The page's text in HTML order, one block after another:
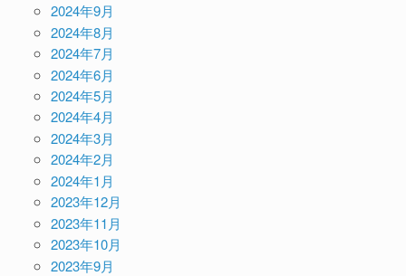
2024年9月
2024年8月
2024年7月
2024年6月
2024年5月
2024年4月
2024年3月
2024年2月
2024年1月
2023年12月
2023年11月
2023年10月
2023年9月